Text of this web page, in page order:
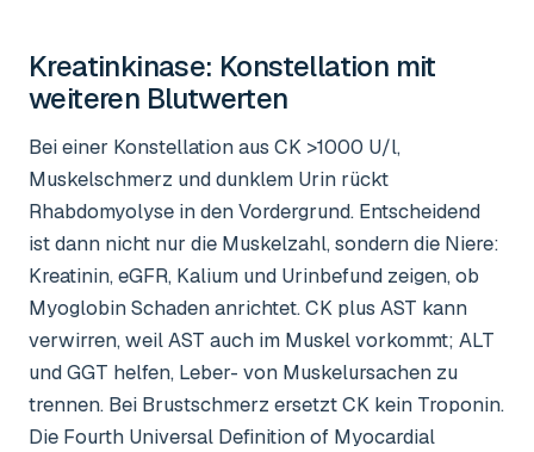
Kreatinkinase: Konstellation mit
weiteren Blutwerten
Bei einer Konstellation aus CK >1000 U/l,
Muskelschmerz und dunklem Urin rückt
Rhabdomyolyse in den Vordergrund. Entscheidend
ist dann nicht nur die Muskelzahl, sondern die Niere:
Kreatinin, eGFR, Kalium und Urinbefund zeigen, ob
Myoglobin Schaden anrichtet. CK plus AST kann
verwirren, weil AST auch im Muskel vorkommt; ALT
und GGT helfen, Leber- von Muskelursachen zu
trennen. Bei Brustschmerz ersetzt CK kein Troponin.
Die Fourth Universal Definition of Myocardial